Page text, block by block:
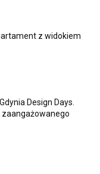
z widokiem
Design Days.
zaangażowanego